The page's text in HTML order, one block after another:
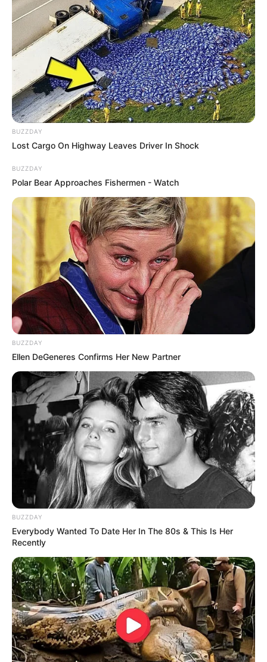
BUZZDAY
Lost Cargo On Highway Leaves Driver In Shock
BUZZDAY
Polar Bear Approaches Fishermen - Watch
BUZZDAY
Ellen DeGeneres Confirms Her New Partner
BUZZDAY
Everybody Wanted To Date Her In The 80s & This Is Her
Recently